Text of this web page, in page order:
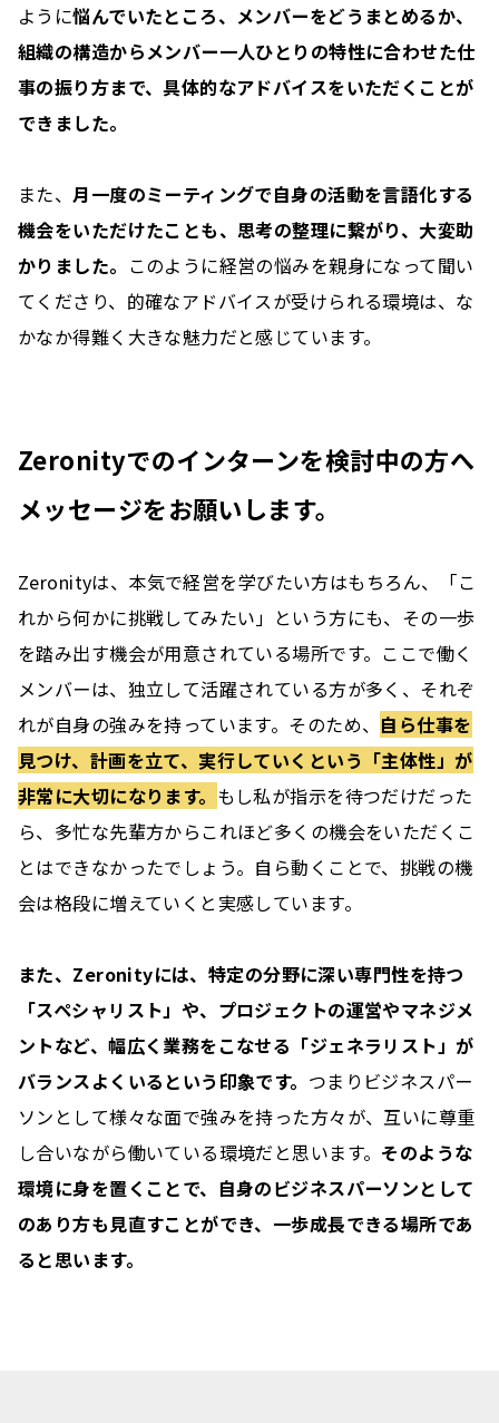
ように悩んでいたところ、メンバーをどうまとめるか、
組織の構造からメンバー一人ひとりの特性に合わせた仕
事の振り方まで、具体的なアドバイスをいただくことが
できました。
また、 月一度のミーティングで自身の活動を言語化する
機会をいただけたことも、思考の整理に繋がり、大変助
かりました。 このように経営の悩みを親身になって聞い
てくださり、的確なアドバイスが受けられる環境は、な
かなか得難く大きな魅力だと感じています。
Zeronityでのインターンを検討中の方へ
メッセージをお願いします。
Zeronityは、本気で経営を学びたい方はもちろん、「こ
れから何かに挑戦してみたい」という方にも、その一歩
を踏み出す機会が用意されている場所です。ここで働く
メンバーは、独立して活躍されている方が多く、それぞ
れが自身の強みを持っています。そのため、 自ら仕事を
見つけ、計画を立て、実行していくという「主体性」が
非常に大切になります。 もし私が指示を待つだけだった
ら、多忙な先輩方からこれほど多くの機会をいただくこ
とはできなかったでしょう。自ら動くことで、挑戦の機
会は格段に増えていくと実感しています。
また、Zeronityには、特定の分野に深い専門性を持つ
「スペシャリスト」や、プロジェクトの運営やマネジメ
ントなど、幅広く業務をこなせる「ジェネラリスト」が
バランスよくいるという印象です。 つまりビジネスパー
ソンとして様々な面で強みを持った方々が、互いに尊重
し合いながら働いている環境だと思います。 そのような
環境に身を置くことで、自身のビジネスパーソンとして
のあり方も見直すことができ、一歩成長できる場所であ
ると思います。